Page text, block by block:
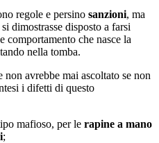
regole e persino sanzioni, ma
dimostrasse disposto a farsi
e comportamento che nasce la
nella tomba.
avrebbe mai ascoltato se non
i difetti di questo
mafioso, per le rapine a mano
;